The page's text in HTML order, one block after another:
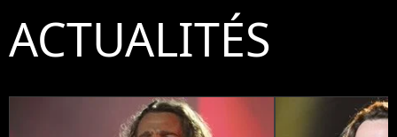
ACTUALITÉS